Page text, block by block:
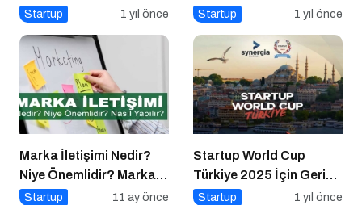
Üniversitesi’nde!
Startup 1 yıl önce Startup 1 yıl önce
Marka İletişimi Nedir?
Niye Önemlidir? Marka
İletişimi Nasıl Yapılır?
Startup 11 ay önce
Startup World Cup
Türkiye 2025 İçin Geri
Sayım!
Startup 1 yıl önce